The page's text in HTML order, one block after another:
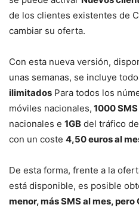
de los clientes existentes de
cambiar su oferta.
Con esta nueva versión,
unas semanas, se incluye
ilimitados Para todos los
móviles nacionales, 1000 SMS
nacionales e 1GB del tráfico
con un coste 4,50 euros al
De esta forma, frente a la
está disponible, es posible
menor, más SMS al mes,